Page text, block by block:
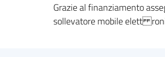
Grazie al finanziamento
sollevatore mobile elett